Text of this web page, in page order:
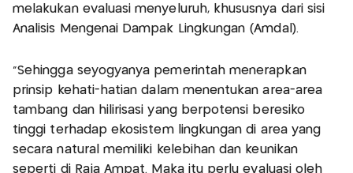
melakukan evaluasi menyeluruh, khususnya dari sisi
Analisis Mengenai Dampak Lingkungan (Amdal).
"Sehingga seyogyanya pemerintah menerapkan
prinsip kehati-hatian dalam menentukan area-area
tambang dan hilirisasi yang berpotensi beresiko
tinggi terhadap ekosistem lingkungan di area yang
secara natural memiliki kelebihan dan keunikan
seperti di Raja Ampat. Maka itu perlu evaluasi oleh